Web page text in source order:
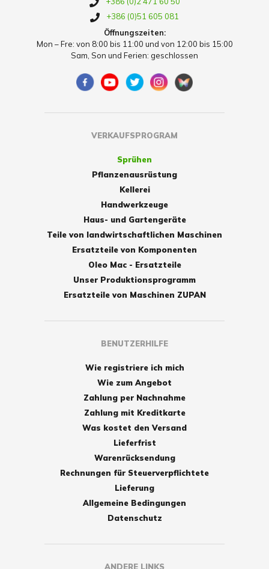
+386 (0)51 605 081
Öffnungszeiten:
Mon – Fre: von 8:00 bis 11:00 und von 12:00 bis 15:00
Sam, Son und Ferien: geschlossen
VERKAUFSPROGRAM
Sprühen
Pflanzenausrüstung
Kellerei
Handwerkzeuge
Haus- und Gartengeräte
Teile von landwirtschaftlichen Maschinen
Ersatzteile von Komponenten
Oleo Mac - Ersatzteile
Unser Produktionsprogramm
Ersatzteile von Maschinen ZUPAN
BENUTZERHILFE
Wie registriere ich mich
Wie zum Angebot
Zahlung per Nachnahme
Zahlung mit Kreditkarte
Was kostet den Versand
Lieferfrist
Warenrücksendung
Rechnungen für Steuerverpflichtete
Lieferung
Allgemeine Bedingungen
Datenschutz
ANDERE LINKS